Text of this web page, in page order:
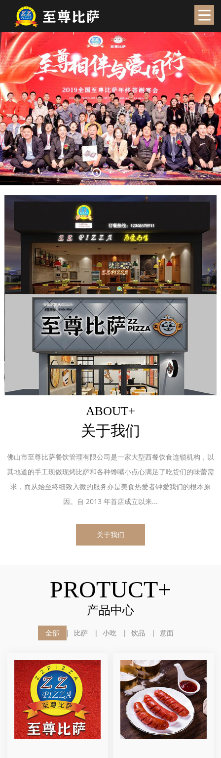
ABOUT+
关于我们
佛山市至尊比萨餐饮管理有限公司是一家大型西餐饮食连锁机构，以
其地道的手工现做现烤比萨和各种馋嘴小点心满足了吃货们的味蕾需
求，而从始至终细致入微的服务亦是美食热爱者钟爱我们的根本原
因。自 2013 年首店成立以来...
关于我们
PROTUCT+
产品中心
全部 比萨 小吃 饮品 意面